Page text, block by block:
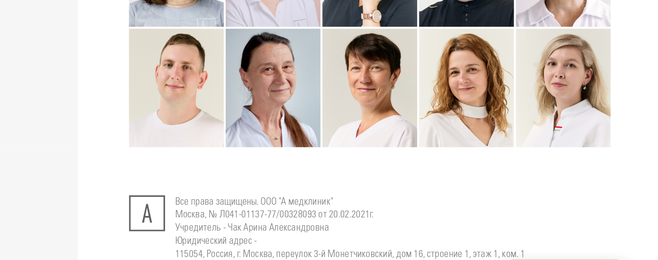
Остеопат, к.м.н.
Врач ультразвуковой
диагностики Детский кардиолог Остеопат, к.м.н.
Офтальмолог Детский невролог
Акушер-гинеколог
эксперт
Специалист по
физической
реабилитации
Все права защищены. ООО "А медклиник"
Москва, № Л041-01137-77/00328093 от 20.02.2021г.
Учредитель - Чак Арина Александровна
Юридический адрес -
115054, Россия, г. Москва, переулок 3-й Монетчиковский, дом 16, строение 1, этаж 1, ком. 1